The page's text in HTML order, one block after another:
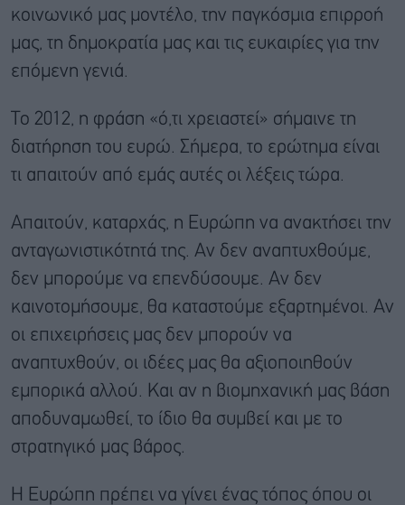
κοινωνικό μας μοντέλο, την παγκόσμια επιρροή
μας, τη δημοκρατία μας και τις ευκαιρίες για την
επόμενη γενιά.
Το 2012, η φράση «ό,τι χρειαστεί» σήμαινε τη
διατήρηση του ευρώ. Σήμερα, το ερώτημα είναι
τι απαιτούν από εμάς αυτές οι λέξεις τώρα.
Απαιτούν, καταρχάς, η Ευρώπη να ανακτήσει την
ανταγωνιστικότητά της. Αν δεν αναπτυχθούμε,
δεν μπορούμε να επενδύσουμε. Αν δεν
καινοτομήσουμε, θα καταστούμε εξαρτημένοι. Αν
οι επιχειρήσεις μας δεν μπορούν να
αναπτυχθούν, οι ιδέες μας θα αξιοποιηθούν
εμπορικά αλλού. Και αν η βιομηχανική μας βάση
αποδυναμωθεί, το ίδιο θα συμβεί και με το
στρατηγικό μας βάρος.
Η Ευρώπη πρέπει να γίνει ένας τόπος όπου οι